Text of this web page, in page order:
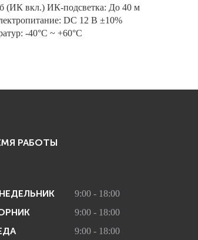
(ИК вкл.) ИК-подсветка: До 40 м
DC 12 В ±10%
-40°С ~ +60°С
РАБОТЫ
9:00 - 18:00
9:00 - 18:00
9:00 - 18:00